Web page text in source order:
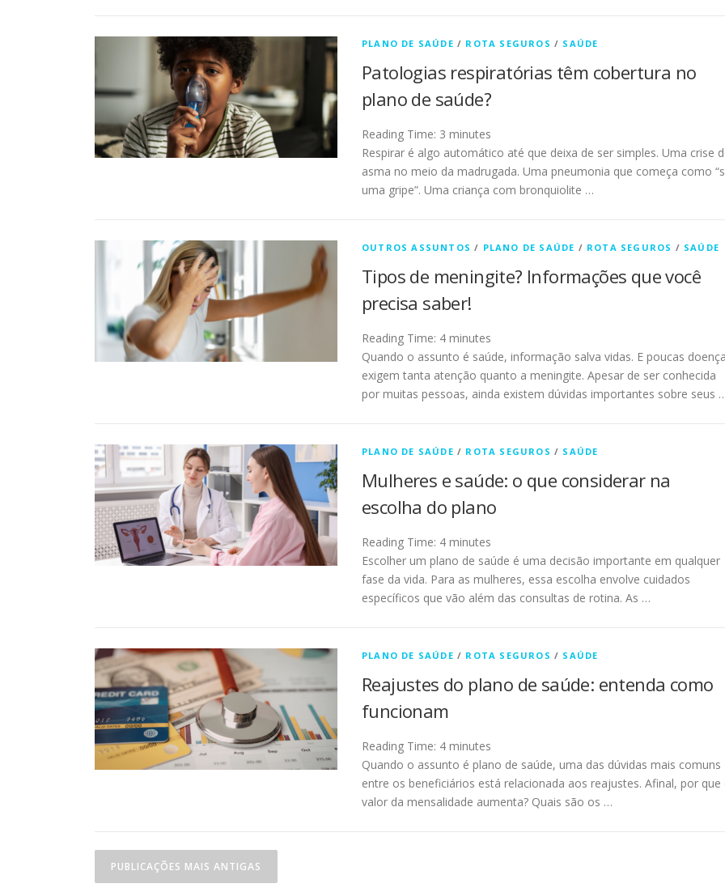
PLANO DE SAÚDE / ROTA SEGUROS / SAÚDE
Patologias respiratórias têm cobertura no
plano de saúde?
Reading Time: 3 minutes
Respirar é algo automático até que deixa de ser simples. Uma crise
asma no meio da madrugada. Uma pneumonia que começa como
uma gripe”. Uma criança com bronquiolite …
OUTROS ASSUNTOS / PLANO DE SAÚDE / ROTA SEGUROS / SAÚDE
Tipos de meningite? Informações que você
precisa saber!
Reading Time: 4 minutes
Quando o assunto é saúde, informação salva vidas. E poucas
exigem tanta atenção quanto a meningite. Apesar de ser conhecida
por muitas pessoas, ainda existem dúvidas importantes sobre seus
PLANO DE SAÚDE / ROTA SEGUROS / SAÚDE
Mulheres e saúde: o que considerar na
escolha do plano
Reading Time: 4 minutes
Escolher um plano de saúde é uma decisão importante em qualquer
fase da vida. Para as mulheres, essa escolha envolve cuidados
específicos que vão além das consultas de rotina. As …
PLANO DE SAÚDE / ROTA SEGUROS / SAÚDE
Reajustes do plano de saúde: entenda como
funcionam
Reading Time: 4 minutes
Quando o assunto é plano de saúde, uma das dúvidas mais comuns
entre os beneficiários está relacionada aos reajustes. Afinal, por que
valor da mensalidade aumenta? Quais são os …
Navegação por posts
PUBLICAÇÕES MAIS ANTIGAS